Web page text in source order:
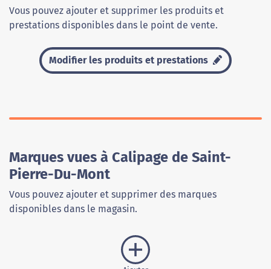
Vous pouvez ajouter et supprimer les produits et
prestations disponibles dans le point de vente.
Modifier les produits et prestations
Marques vues à Calipage de Saint-
Pierre-Du-Mont
Vous pouvez ajouter et supprimer des marques
disponibles dans le magasin.